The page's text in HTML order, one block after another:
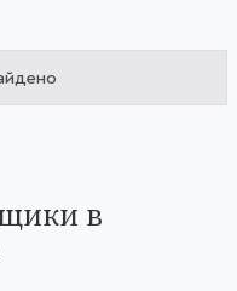
в